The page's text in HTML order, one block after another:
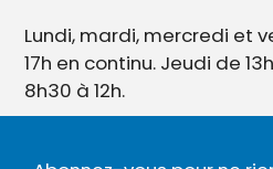
Lundi, mardi, mercredi et
17h en continu. Jeudi de
8h30 à 12h.